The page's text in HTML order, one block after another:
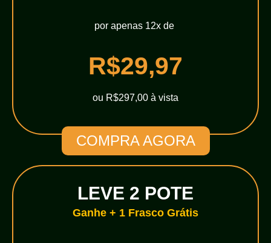
por apenas 12x de
R$29,97
ou R$297,00 à vista
COMPRA AGORA
LEVE 2 POTE
Ganhe + 1 Frasco Grátis